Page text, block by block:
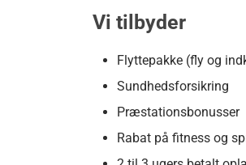
Vi tilbyder
Flyttepakke (fly og
Sundhedsforsikring
Præstationsbonusser
Rabat på fitness og